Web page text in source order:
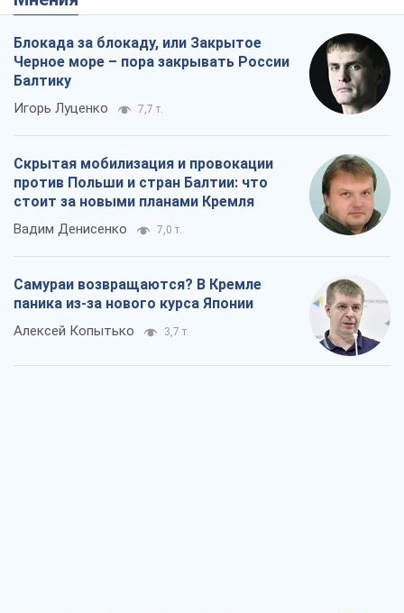
Блокада за блокаду, или Закрытое
Черное море – пора закрывать России
Балтику
Игорь Луценко 7,7 т.
Скрытая мобилизация и провокации
против Польши и стран Балтии: что
стоит за новыми планами Кремля
Вадим Денисенко 7,0 т.
Самураи возвращаются? В Кремле
паника из-за нового курса Японии
Алексей Копытько 3,7 т.